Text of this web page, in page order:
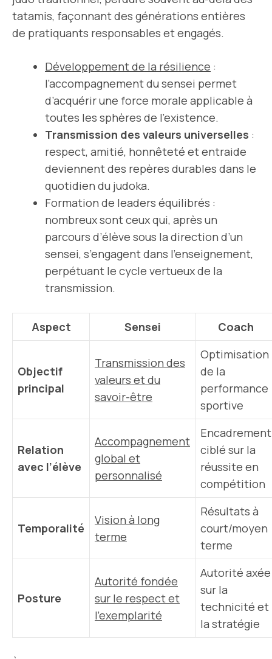
tatamis, façonnant des générations entières
de pratiquants responsables et engagés.
Développement de la résilience :
l’accompagnement du sensei permet
d’acquérir une force morale applicable à
toutes les sphères de l’existence.
Transmission des valeurs universelles :
respect, amitié, honnêteté et entraide
deviennent des repères durables dans le
quotidien du judoka.
Formation de leaders équilibrés :
nombreux sont ceux qui, après un
parcours d’élève sous la direction d’un
sensei, s’engagent dans l’enseignement,
perpétuant le cycle vertueux de la
transmission.
Aspect Sensei Coach
Objectif
principal
Transmission des
valeurs et du
savoir-être
Optimisation
de la
performance
sportive
Relation
avec l’élève
Accompagnement
global et
personnalisé
Encadrement
ciblé sur la
réussite en
compétition
Temporalité
Vision à long
terme
Résultats à
court/moyen
terme
Posture
Autorité fondée
sur le respect et
l’exemplarité
Autorité axée
sur la
technicité et
la stratégie